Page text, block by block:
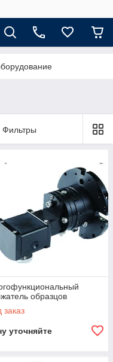
Фильтры
образцов
заказ
уточняйте